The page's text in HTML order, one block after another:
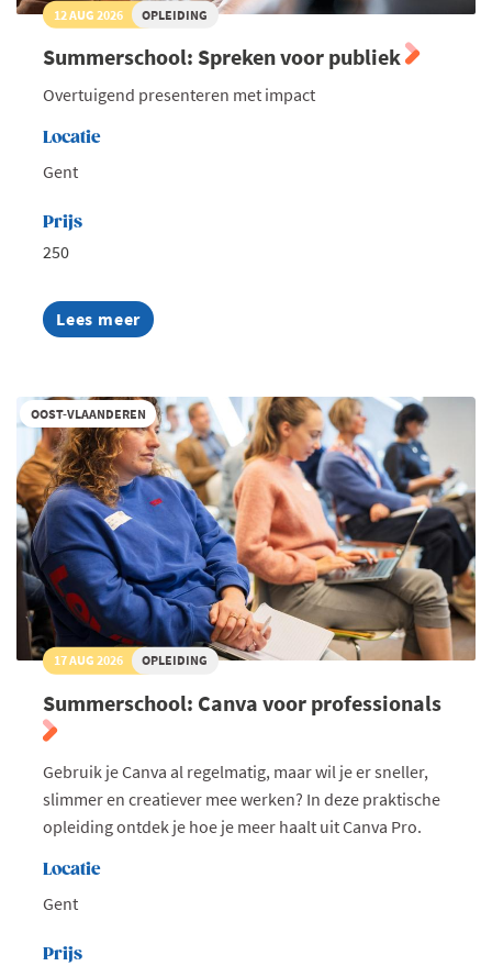
12 AUG 2026 OPLEIDING
Summerschool: Spreken voor publiek
Overtuigend presenteren met impact
Locatie
Gent
Prijs
250
Lees meer
about
Summerschool:
publiek
OOST-VLAANDEREN
17 AUG 2026 OPLEIDING
Summerschool: Canva voor professionals
Gebruik je Canva al regelmatig, maar wil je er sneller,
slimmer en creatiever mee werken? In deze praktische
opleiding ontdek je hoe je meer haalt uit Canva Pro.
Locatie
Gent
Prijs